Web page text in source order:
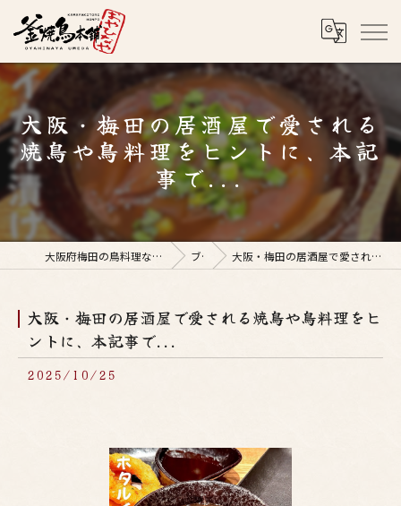
大阪・梅田の居酒屋で愛される
焼鳥や鳥料理をヒントに、本記
事で...
大阪府梅田の鳥料理なら釜焼鳥本舗おやひなや 梅田店 ブログ 大阪・梅田の居酒屋で愛される焼鳥や鳥料理をヒントに、本記事で...
大阪・梅田の居酒屋で愛される焼鳥や鳥料理をヒ
ントに、本記事で...
2025/10/25